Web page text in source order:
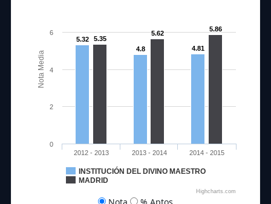
Nota Media
5.32
4.8
4.81
5.35
5.62
5.86
INSTITUCIÓN DEL DIVINO MAESTRO
MADRID
2012 - 2013 2013 - 2014 2014 - 2015
0
2
4
6
Highcharts.com
Nota % Aptos